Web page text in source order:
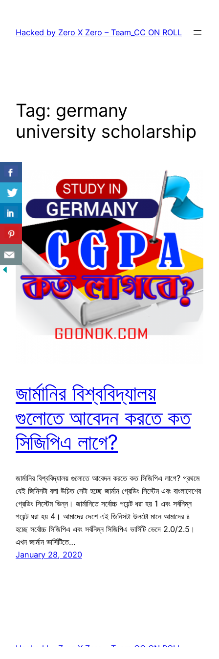
content
Hacked by Zero X Zero – Team_CC ON ROLL
Tag: germany
university scholarship
জার্মানির বিশ্ববিদ্যালয়
গুলোতে আবেদন করতে কত
সিজিপিএ লাগে?
জার্মানির বিশ্ববিদ্যালয় গুলোতে আবেদন করতে কত সিজিপিএ লাগে? প্রথমে
যেই জিনিসটা বলা উচিত সেটা হচ্ছে জার্মান গ্রেডিং সিস্টেম এবং বাংলাদেশের
গ্রেডিং সিস্টেম ভিন্ন। জার্মানিতে সর্বোচ্চ পয়েন্ট ধরা হয় 1 এবং সর্বনিম্ন
পয়েন্ট ধরা হয় 4। আমাদের দেশে এই জিনিসটা উলটো মানে আমাদের ৪
হচ্ছে সর্বোচ্চ সিজিপিএ এবং সর্বনিম্ন সিজিপিএ ভার্সিটি ভেদে 2.0/2.5।
এখন জার্মান ভার্সিটিতে…
January 28, 2020
Hacked by Zero X Zero – Team_CC ON ROLL